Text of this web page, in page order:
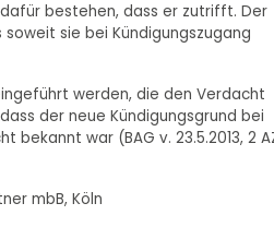
bestehen, dass er zutrifft. Der
sie bei Kündigungszugang
werden, die den Verdacht
der neue Kündigungsgrund bei
war (BAG v. 23.5.2013, 2
mbB, Köln